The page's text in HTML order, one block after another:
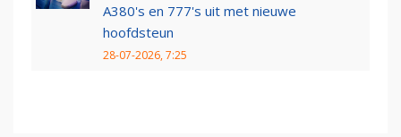
A380's en 777's uit met nieuwe
hoofdsteun
28-07-2026, 7:25